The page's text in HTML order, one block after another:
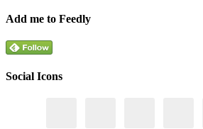
Add me to Feedly
Social Icons